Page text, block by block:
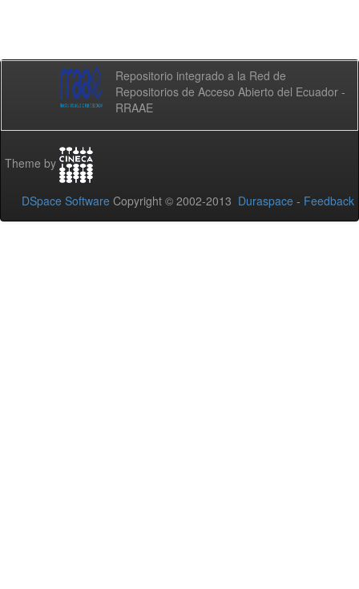
Repositorio integrado a la Red de
Repositorios de Acceso Abierto del Ecuador -
RRAAE
Theme by
DSpace Software Copyright © 2002-2013 Duraspace - Feedback